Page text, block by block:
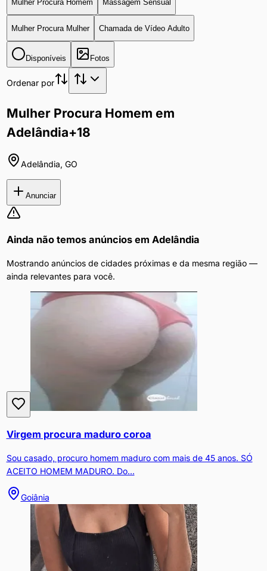
Mulher Procura Homem Massagem Sensual
Mulher Procura Mulher Chamada de Vídeo Adulto
Disponíveis Fotos
Ordenar por
Mulher Procura Homem em
Adelândia+18
Adelândia, GO
Anunciar
Ainda não temos anúncios em Adelândia
Mostrando anúncios de cidades próximas e da mesma região —
ainda relevantes para você.
Virgem procura maduro coroa
Sou casado, procuro homem maduro com mais de 45 anos. SÓ
ACEITO HOMEM MADURO. Do...
Goiânia